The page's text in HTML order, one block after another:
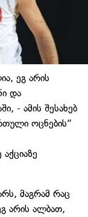
ეგ არის
და
- ამის შესახებ
ოცნების“
მაგრამ რაც
არის ალბათ,